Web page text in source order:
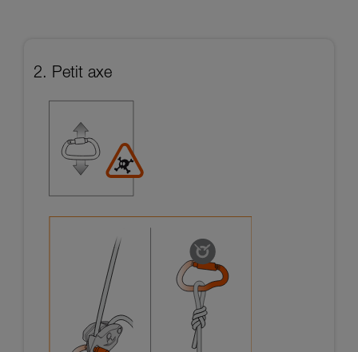
2. Petit axe